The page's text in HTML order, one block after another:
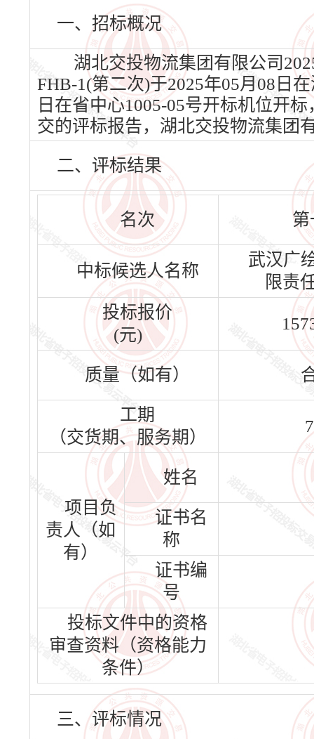
一、招标概况
湖北交投物流集团有限公司
FHB-1(第二次)于2025年05月08日
日在省中心1005-05号开标机位开
交的评标报告，湖北交投物流集团
二、评标结果
名次 第
中标候选人名称
武汉广
限责
投标报价
(元)
质量（如有）
工期
（交货期、服务期）
项目负
责人（如
有）
姓名
证书名
称
证书编
号
投标文件中的资格
审查资料（资格能力
条件）
三、评标情况